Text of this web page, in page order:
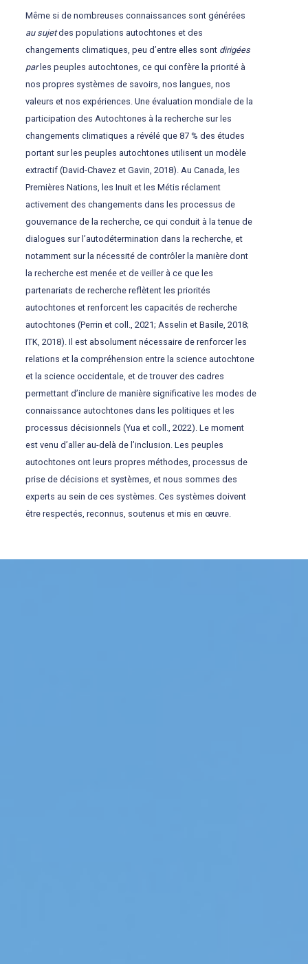
Même si de nombreuses connaissances sont générées
au sujetdes populations autochtones et des
changements climatiques, peu d’entre elles sont dirigées
parles peuples autochtones, ce qui confère la priorité à
nos propres systèmes de savoirs, nos langues, nos
valeurs et nos expériences. Une évaluation mondiale de la
participation des Autochtones à la recherche sur les
changements climatiques a révélé que 87 % des études
portant sur les peuples autochtones utilisent un modèle
extractif (David-Chavez et Gavin, 2018). Au Canada, les
Premières Nations, les Inuit et les Métis réclament
activement des changements dans les processus de
gouvernance de la recherche, ce qui conduit à la tenue de
dialogues sur l’autodétermination dans la recherche, et
notamment sur la nécessité de contrôler la manière dont
la recherche est menée et de veiller à ce que les
partenariats de recherche reflètent les priorités
autochtones et renforcent les capacités de recherche
autochtones (Perrin et coll., 2021; Asselin et Basile, 2018;
ITK, 2018). Il est absolument nécessaire de renforcer les
relations et la compréhension entre la science autochtone
et la science occidentale, et de trouver des cadres
permettant d’inclure de manière significative les modes de
connaissance autochtones dans les politiques et les
processus décisionnels (Yua et coll., 2022). Le moment
est venu d’aller au-delà de l’inclusion. Les peuples
autochtones ont leurs propres méthodes, processus de
prise de décisions et systèmes, et nous sommes des
experts au sein de ces systèmes. Ces systèmes doivent
être respectés, reconnus, soutenus et mis en œuvre.